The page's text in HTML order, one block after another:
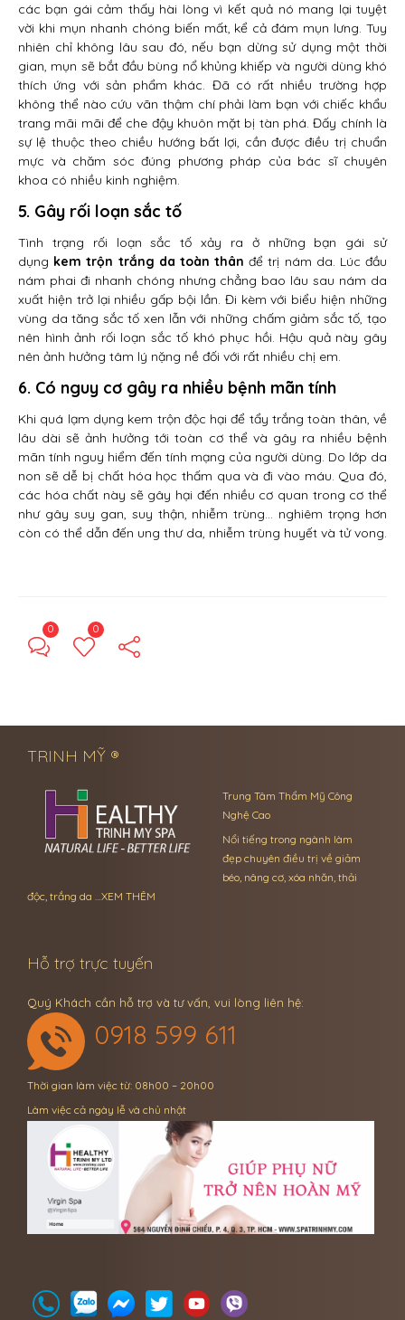
các bạn gái cảm thấy hài lòng vì kết quả nó mang lại tuyệt
vời khi mụn nhanh chóng biến mất, kể cả đám mụn lưng. Tuy
nhiên chỉ không lâu sau đó, nếu bạn dừng sử dụng một thời
gian, mụn sẽ bắt đầu bùng nổ khủng khiếp và người dùng khó
thích ứng với sản phẩm khác. Đã có rất nhiều trường hợp
không thể nào cứu vãn thậm chí phải làm bạn với chiếc khẩu
trang mãi mãi để che đậy khuôn mặt bị tàn phá. Đấy chính là
sự lệ thuộc theo chiều hướng bất lợi, cần được điều trị chuẩn
mực và chăm sóc đúng phương pháp của bác sĩ chuyên
khoa có nhiều kinh nghiệm.
5. Gây rối loạn sắc tố
Tình trạng rối loạn sắc tố xảy ra ở những bạn gái sử
dụng kem trộn trắng da toàn thân để trị nám da. Lúc đầu
nám phai đi nhanh chóng nhưng chẳng bao lâu sau nám da
xuất hiện trở lại nhiều gấp bội lần. Đi kèm với biểu hiện những
vùng da tăng sắc tố xen lẫn với những chấm giảm sắc tố, tạo
nên hình ảnh rối loạn sắc tố khó phục hồi. Hậu quả này gây
nên ảnh hưởng tâm lý nặng nề đối với rất nhiều chị em.
6. Có nguy cơ gây ra nhiều bệnh mãn tính
Khi quá lạm dụng kem trộn độc hại để tẩy trắng toàn thân, về
lâu dài sẽ ảnh hưởng tới toàn cơ thể và gây ra nhiều bệnh
mãn tính nguy hiểm đến tính mạng của người dùng. Do lớp da
non sẽ dễ bị chất hóa học thấm qua và đi vào máu. Qua đó,
các hóa chất này sẽ gây hại đến nhiều cơ quan trong cơ thể
như gây suy gan, suy thận, nhiễm trùng… nghiêm trọng hơn
còn có thể dẫn đến ung thư da, nhiễm trùng huyết và tử vong.
0 0
TRINH MỸ ®
Trung Tâm Thẩm Mỹ Công
Nghệ Cao
Nổi tiếng trong ngành làm
đẹp chuyên điều trị về giảm
béo, nâng cơ, xóa nhăn, thải
độc, trắng da …XEM THÊM
Hỗ trợ trực tuyến
Quý Khách cần hỗ trợ và tư vấn, vui lòng liên hệ:
0918 599 611
Thời gian làm việc từ: 08h00 – 20h00
Làm việc cả ngày lễ và chủ nhật